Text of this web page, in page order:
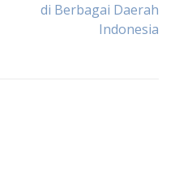
di Berbagai Daerah
Indonesia